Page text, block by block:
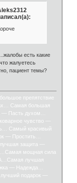
есть какие
жалуетесь
пациент темы?
препятствие
Самая большая
— Пасть духом…
чувство —
Самый красивый
— Простить…
защита —
мощная сила
лучшая
— Надежда…
подарок —